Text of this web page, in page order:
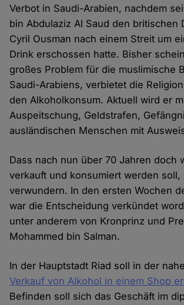
Verbot in Saudi-Arabien, nachdem
bin Abdulaziz Al Saud den britischen
Cyril Ousman nach einem Streit um
Drink erschossen hatte. Bisher
großes Problem für die muslimische
Saudi-Arabiens, verbietet die
den Alkoholkonsum. Aktuell wird er
Auspeitschung, Geldstrafen,
ausländischen Menschen mit
Dass nach nun über 70 Jahren doch
verkauft und konsumiert werden soll,
verwundern. In den ersten Wochen
war die Entscheidung verkündet
unter anderem von Kronprinz und
Mohammed bin Salman.
In der Hauptstadt Riad soll in der
Verkauf von Alkohol in einem Shop
Befinden soll sich das Geschäft im